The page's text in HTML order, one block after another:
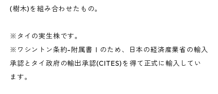
(樹木)を組み合わせたもの。
※タイの実生株です。
※ワシントン条約-附属書Ⅰのため、日本の経済産業省の輸入
承認とタイ政府の輸出承認(CITES)を得て正式に輸入してい
ます。